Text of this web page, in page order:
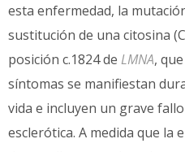
esta enfermedad, la
sustitución de una citosina
posición c.1824 de LMNA,
síntomas se manifiestan
vida e incluyen un grave
esclerótica. A medida que la